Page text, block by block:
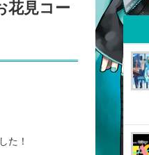
花見コー
た！